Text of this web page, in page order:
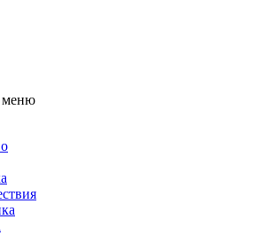
меню